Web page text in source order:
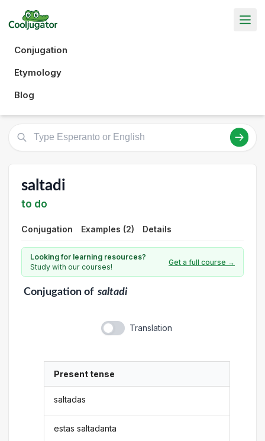
Conjugation
Etymology
Blog
saltadi
to do
Conjugation Examples (2) Details
Looking for learning resources?
Study with our courses!
Get a full course →
Conjugationof saltadi
Translation
Present tense
saltadas
estas saltadanta